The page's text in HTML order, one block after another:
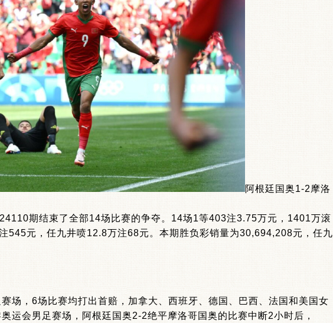
阿根廷国奥1-2摩洛
期结束了全部14场比赛的争夺。14场1等403注3.75万元，1401万滚
545元，任九井喷12.8万注68元。本期胜负彩销量为30,694,208元，任九
，6场比赛均打出首赔，加拿大、西班牙、德国、巴西、法国和美国女
运会男足赛场，阿根廷国奥2-2绝平摩洛哥国奥的比赛中断2小时后，